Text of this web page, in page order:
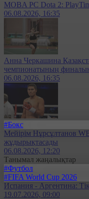
MOBA PC Dota 2:
06.08.2026, 16:35
Анна Черкашина
чемпионатының
06.08.2026, 16:35
#Бокс
Мейірім Нұрсұлтанов
жұдырықтасады
06.08.2026, 12:20
Танымал жаңалықтар
#Футбол
#FIFA World Cup 2026
Испания - Аргентина:
19.07.2026, 09:00